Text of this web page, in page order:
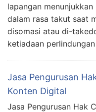
lapangan
dalam rasa takut saat
disomasi atau di-
ketiadaan
Jasa Pengurusan
Konten Digital
Jasa Pengurusan Hak